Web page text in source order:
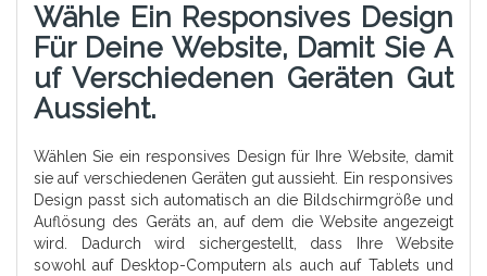
Wähle Ein Responsives Design
Für Deine Website, Damit Sie A
Uf Verschiedenen Geräten Gut
Aussieht.
Wählen Sie ein responsives Design für Ihre Website, damit
sie auf verschiedenen Geräten gut aussieht. Ein responsives
Design passt sich automatisch an die Bildschirmgröße und
Auflösung des Geräts an, auf dem die Website angezeigt
wird. Dadurch wird sichergestellt, dass Ihre Website
sowohl auf Desktop-Computern als auch auf Tablets und